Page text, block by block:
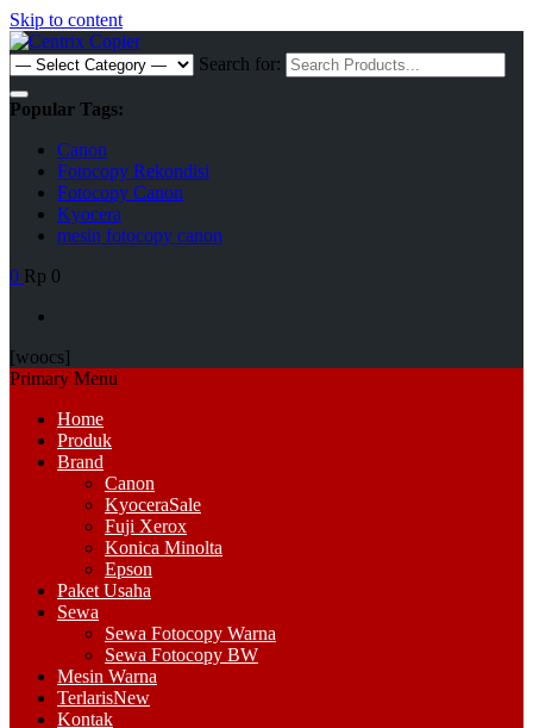
Skip to content
Search for:
Popular Tags:
Canon
Fotocopy Rekondisi
Fotocopy Canon
Kyocera
mesin fotocopy canon
0 Rp 0
[woocs]
Primary Menu
Home
Produk
Brand
Canon
KyoceraSale
Fuji Xerox
Konica Minolta
Epson
Paket Usaha
Sewa
Sewa Fotocopy Warna
Sewa Fotocopy BW
Mesin Warna
TerlarisNew
Kontak